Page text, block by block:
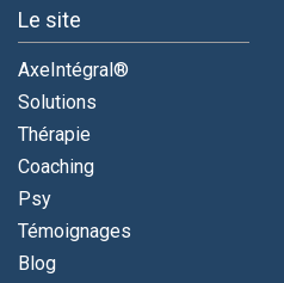
Le site
AxeIntégral®
Solutions
Thérapie
Coaching
Psy
Témoignages
Blog